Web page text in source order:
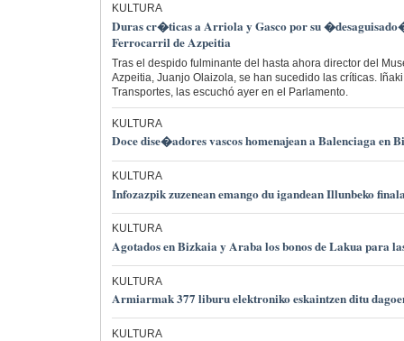
KULTURA
Duras cr�ticas a Arriola y Gasco por su
Ferrocarril de Azpeitia
Tras el despido fulminante del hasta ahora director del
Azpeitia, Juanjo Olaizola, se han sucedido las críticas.
Transportes, las escuchó ayer en el Parlamento.
KULTURA
Doce dise�adores vascos homenajean a Balenciaga en
KULTURA
Infozazpik zuzenean emango du igandean Illunbeko
KULTURA
Agotados en Bizkaia y Araba los bonos de Lakua para
KULTURA
Armiarmak 377 liburu elektroniko eskaintzen ditu
KULTURA